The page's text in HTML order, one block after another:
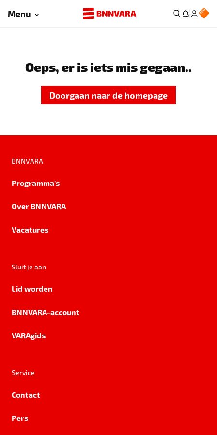
Menu
Oeps, er is iets mis gegaan..
Doorgaan naar de homepage
BNNVARA
Programma's
Over BNNVARA
Vacatures
Sluit je aan
Lid worden
BNNVARA-account
VARAgids
Service
Contact
Pers